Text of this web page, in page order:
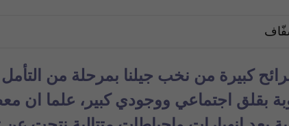
كبيرة من نخب جيلنا بمرحلة من التأمل
بقلق اجتماعي ووجودي كبير، علما ان